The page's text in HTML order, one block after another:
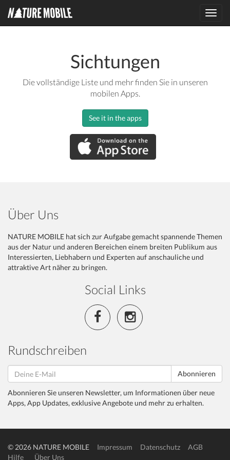
Sichtungen
Die vollständige Liste und mehr finden Sie in unseren
mobilen Apps.
See it in the apps
Über Uns
NATURE MOBILE hat sich zur Aufgabe gemacht spannende Themen
aus der Natur und anderen Bereichen einem breiten Publikum aus
Interessierten, Liebhabern und Experten auf anschauliche und
attraktive Art näher zu bringen.
Social Links
Rundschreiben
Abonnieren
Abonnieren Sie unseren Newsletter, um Informationen über neue
Apps, App Updates, exklusive Angebote und mehr zu erhalten.
© 2026 NATURE MOBILE Impressum Datenschutz
AGB
Hilfe
Über Uns